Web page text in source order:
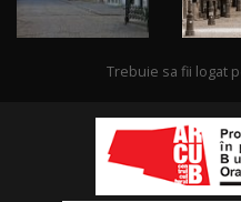
Trebuie sa fii logat